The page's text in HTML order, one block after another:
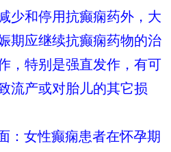
少和停用抗癫痫药外，大
期应继续抗癫痫药物的治
，特别是强直发作，有可
流产或对胎儿的其它损
：女性癫痫患者在怀孕期